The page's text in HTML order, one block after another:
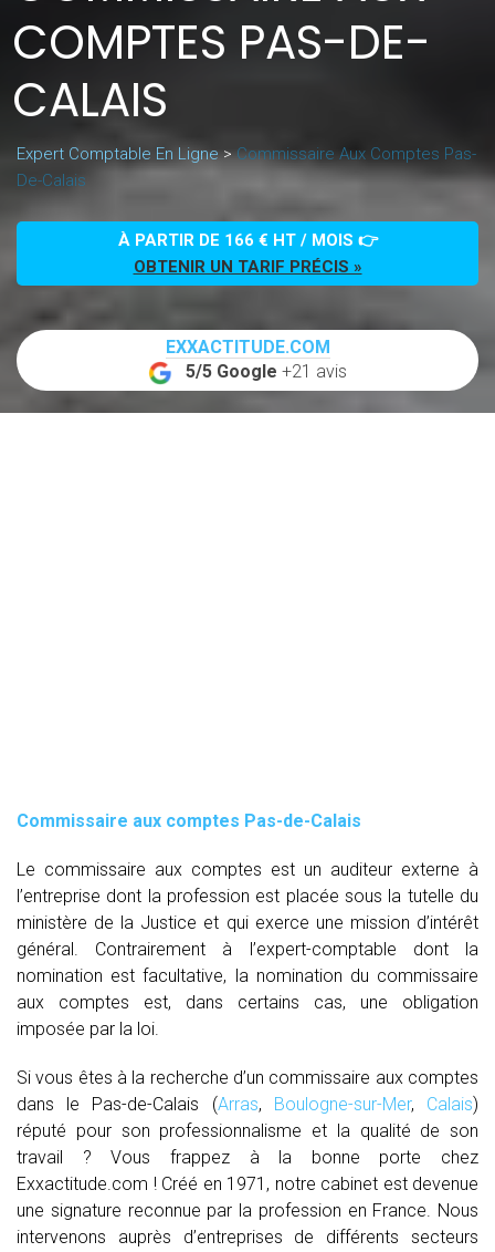
COMPTES PAS-DE-
CALAIS
Expert Comptable En Ligne>Commissaire Aux Comptes Pas-
De-Calais
À PARTIR DE 166 € HT / MOIS 👉
OBTENIR UN TARIF PRÉCIS »
EXXACTITUDE.COM
5/5 Google +21 avis
Commissaire aux comptes Pas-de-Calais
Le commissaire aux comptes est un auditeur externe à
l’entreprise dont la profession est placée sous la tutelle du
ministère de la Justice et qui exerce une mission d’intérêt
général. Contrairement à l’expert-comptable dont la
nomination est facultative, la nomination du commissaire
aux comptes est, dans certains cas, une obligation
imposée par la loi.
Si vous êtes à la recherche d’un commissaire aux comptes
dans le Pas-de-Calais (Arras, Boulogne-sur-Mer, Calais)
réputé pour son professionnalisme et la qualité de son
travail ? Vous frappez à la bonne porte chez
Exxactitude.com ! Créé en 1971, notre cabinet est devenue
une signature reconnue par la profession en France. Nous
intervenons auprès d’entreprises de différents secteurs